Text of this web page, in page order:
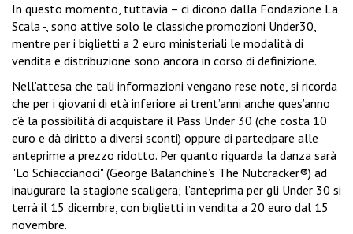
In questo momento, tuttavia – ci dicono dalla Fondazione La
Scala -, sono attive solo le classiche promozioni Under30,
mentre per i biglietti a 2 euro ministeriali le modalità di
vendita e distribuzione sono ancora in corso di definizione.
Nell’attesa che tali informazioni vengano rese note, si ricorda
che per i giovani di età inferiore ai trent’anni anche ques’anno
c’è la possibilità di acquistare il Pass Under 30 (che costa 10
euro e dà diritto a diversi sconti) oppure di partecipare alle
anteprime a prezzo ridotto. Per quanto riguarda la danza sarà
"Lo Schiaccianoci" (George Balanchine’s The Nutcracker®) ad
inaugurare la stagione scaligera; l’anteprima per gli Under 30 si
terrà il 15 dicembre, con biglietti in vendita a 20 euro dal 15
novembre.